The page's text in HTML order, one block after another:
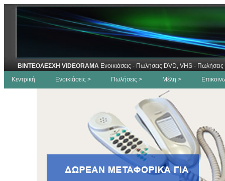
ΒΙΝΤΕΟΛΕΣΧΗ VIDEORAMA Ενοικιάσεις - Πωλήσεις DVD, VHS -
Κεντρική
Ενοικιάσεις > Πωλήσεις > Μέλη >